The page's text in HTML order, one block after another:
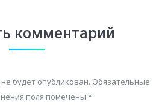
комментарий
будет опубликован. Обязательные
поля помечены *